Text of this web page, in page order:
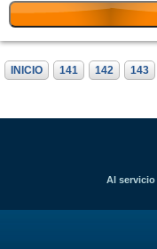
INICIO 141 142 143
Al servicio